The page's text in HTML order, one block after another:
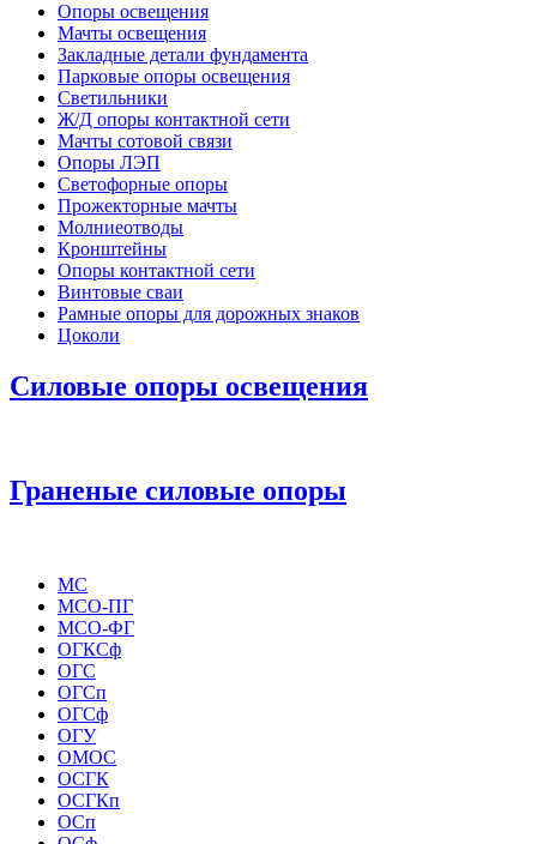
Oпоры oсвeщения
Мачты освещения
Закладные детали фундамента
Парковые опоры освещения
Светильники
Ж/Д опоры контактной сети
Мачты сотовой связи
Опоры ЛЭП
Светофорные опоры
Прожекторные мачты
Молниеотводы
Кронштейны
Опоры контактной сети
Винтовые сваи
Рамные опоры для дорожных знаков
Цоколи
Силовые опоры освещения
Граненые силовые опоры
МС
МСО-ПГ
МСО-ФГ
ОГКСф
ОГС
ОГСп
ОГСф
ОГУ
ОМОС
ОСГК
ОСГКп
ОСп